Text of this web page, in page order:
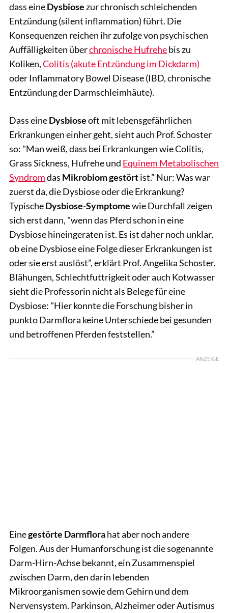
dass eineDysbiosezur chronisch schleichenden
Entzündung (silent inflammation) führt. Die
Konsequenzen reichen ihr zufolge von psychischen
Auffälligkeiten überchronische Hufrehebis zu
Koliken,Colitis (akute Entzündung im Dickdarm)
oder Inflammatory Bowel Disease (IBD, chronische
Entzündung der Darmschleimhäute).
Dass eineDysbioseoft mit lebensgefährlichen
Erkrankungen einher geht, sieht auch Prof. Schoster
so: "Man weiß, dass bei Erkrankungen wie Colitis,
Grass Sickness, Hufrehe und Equinem Metabolischen
Syndromdas Mikrobiom gestörtist.” Nur: Was war
zuerst da, die Dysbiose oder die Erkrankung?
TypischeDysbiose-Symptomewie Durchfall zeigen
sich erst dann, "wenn das Pferd schon in eine
Dysbiose hineingeraten ist. Es ist daher noch unklar,
ob eine Dysbiose eine Folge dieser Erkrankungen ist
oder sie erst auslöst”, erklärt Prof. Angelika Schoster.
Blähungen, Schlechtfuttrigkeit oder auch Kotwasser
sieht die Professorin nicht als Belege für eine
Dysbiose: "Hier konnte die Forschung bisher in
punkto Darmflora keine Unterschiede bei gesunden
und betroffenen Pferden feststellen.”
ANZEIGE
Einegestörte Darmflorahat aber noch andere
Folgen. Aus der Humanforschung ist die sogenannte
Darm-Hirn-Achse bekannt, ein Zusammenspiel
zwischen Darm, den darin lebenden
Mikroorganismen sowie dem Gehirn und dem
Nervensystem. Parkinson, Alzheimer oder Autismus